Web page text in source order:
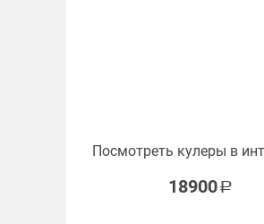
Посмотреть кулеры в
18900